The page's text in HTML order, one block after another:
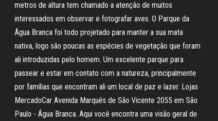
metros de altura tem chamado a atenção de muitos
interessados em observar e fotografar aves. O Parque da
Água Branca foi todo projetado para manter a sua mata
nativa, logo são poucas as espécies de vegetação que foram
ali introduzidas pelo homem. Um excelente parque para
passear e estar em contato com a natureza, principalmente
por famílias que encontram ali um local de paz e lazer. Lojas
MercadoCar Avenida Marquês de São Vicente 2055 em São
Paulo - Água Branca. Aqui você encontra uma visão geral de